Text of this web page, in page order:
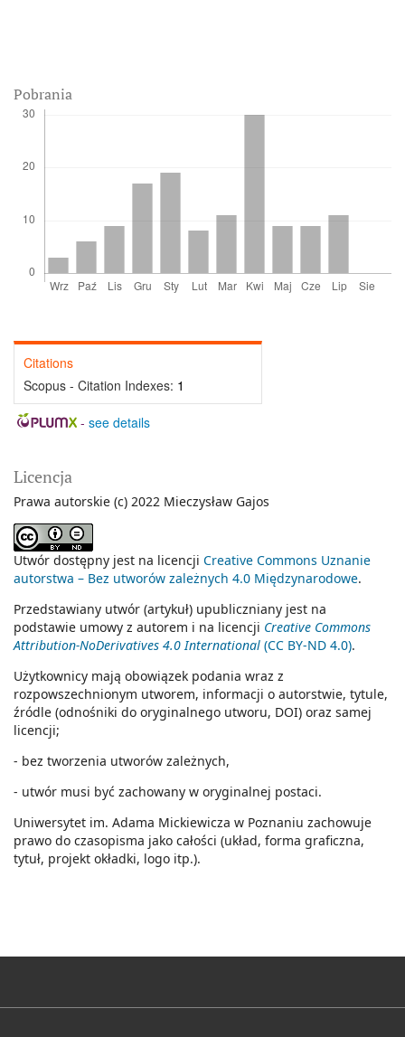
Pobrania
Citations
Scopus - Citation Indexes: 1
- see details
Licencja
Prawa autorskie (c) 2022 Mieczysław Gajos
Utwór dostępny jest na licencji Creative Commons Uznanie
autorstwa – Bez utworów zależnych 4.0 Międzynarodowe.
Przedstawiany utwór (artykuł) upubliczniany jest na
podstawie umowy z autorem i na licencji Creative Commons
Attribution-NoDerivatives 4.0 International (CC BY-ND 4.0).
Użytkownicy mają obowiązek podania wraz z
rozpowszechnionym utworem, informacji o autorstwie, tytule,
źródle (odnośniki do oryginalnego utworu, DOI) oraz samej
licencji;
- bez tworzenia utworów zależnych,
- utwór musi być zachowany w oryginalnej postaci.
Uniwersytet im. Adama Mickiewicza w Poznaniu zachowuje
prawo do czasopisma jako całości (układ, forma graficzna,
tytuł, projekt okładki, logo itp.).